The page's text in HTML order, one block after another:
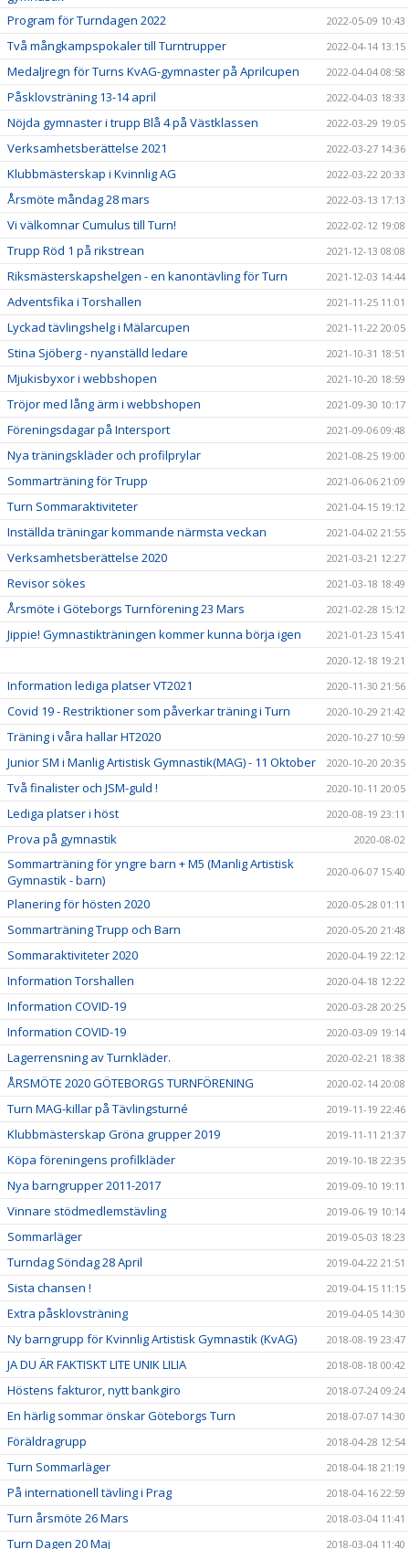
Program för Turndagen 2022
2022-05-09 10:43
Två mångkampspokaler till Turntrupper 2022-04-14 13:15
Medaljregn för Turns KvAG-gymnaster på Aprilcupen 2022-04-04 08:58
Påsklovsträning 13-14 april 2022-04-03 18:33
Nöjda gymnaster i trupp Blå 4 på Västklassen 2022-03-29 19:05
Verksamhetsberättelse 2021 2022-03-27 14:36
Klubbmästerskap i Kvinnlig AG 2022-03-22 20:33
Årsmöte måndag 28 mars 2022-03-13 17:13
Vi välkomnar Cumulus till Turn! 2022-02-12 19:08
Trupp Röd 1 på rikstrean 2021-12-13 08:08
Riksmästerskapshelgen - en kanontävling för Turn 2021-12-03 14:44
Adventsfika i Torshallen 2021-11-25 11:01
Lyckad tävlingshelg i Mälarcupen 2021-11-22 20:05
Stina Sjöberg - nyanställd ledare 2021-10-31 18:51
Mjukisbyxor i webbshopen 2021-10-20 18:59
Tröjor med lång ärm i webbshopen 2021-09-30 10:17
Föreningsdagar på Intersport 2021-09-06 09:48
Nya träningskläder och profilprylar 2021-08-25 19:00
Sommarträning för Trupp 2021-06-06 21:09
Turn Sommaraktiviteter 2021-04-15 19:12
Inställda träningar kommande närmsta veckan 2021-04-02 21:55
Verksamhetsberättelse 2020 2021-03-21 12:27
Revisor sökes 2021-03-18 18:49
Årsmöte i Göteborgs Turnförening 23 Mars 2021-02-28 15:12
Jippie! Gymnastikträningen kommer kunna börja igen
2021-01-23 15:41
2020-12-18 19:21
Information lediga platser VT2021 2020-11-30 21:56
Covid 19 - Restriktioner som påverkar träning i Turn 2020-10-29 21:42
Träning i våra hallar HT2020 2020-10-27 10:59
Junior SM i Manlig Artistisk Gymnastik(MAG) - 11 Oktober 2020-10-20 20:35
Två finalister och JSM-guld ! 2020-10-11 20:05
Lediga platser i höst 2020-08-19 23:11
Prova på gymnastik 2020-08-02
Sommarträning för yngre barn + M5 (Manlig Artistisk
Gymnastik - barn)
2020-06-07 15:40
Planering för hösten 2020 2020-05-28 01:11
Sommarträning Trupp och Barn 2020-05-20 21:48
Sommaraktiviteter 2020 2020-04-19 22:12
Information Torshallen 2020-04-18 12:22
Information COVID-19 2020-03-28 20:25
Information COVID-19 2020-03-09 19:14
Lagerrensning av Turnkläder. 2020-02-21 18:38
ÅRSMÖTE 2020 GÖTEBORGS TURNFÖRENING 2020-02-14 20:08
Turn MAG-killar på Tävlingsturné 2019-11-19 22:46
Klubbmästerskap Gröna grupper 2019 2019-11-11 21:37
Köpa föreningens profilkläder 2019-10-18 22:35
Nya barngrupper 2011-2017 2019-09-10 19:11
Vinnare stödmedlemstävling 2019-06-19 10:14
Sommarläger 2019-05-03 18:23
Turndag Söndag 28 April 2019-04-22 21:51
Sista chansen ! 2019-04-15 11:15
Extra påsklovsträning 2019-04-05 14:30
Ny barngrupp för Kvinnlig Artistisk Gymnastik (KvAG) 2018-08-19 23:47
JA DU ÄR FAKTISKT LITE UNIK LILIA 2018-08-18 00:42
Höstens fakturor, nytt bankgiro 2018-07-24 09:24
En härlig sommar önskar Göteborgs Turn 2018-07-07 14:30
Föräldragrupp 2018-04-28 12:54
Turn Sommarläger 2018-04-18 21:19
På internationell tävling i Prag 2018-04-16 22:59
Turn årsmöte 26 Mars 2018-03-04 11:41
Turn Dagen 20 Maj 2018-03-04 11:40